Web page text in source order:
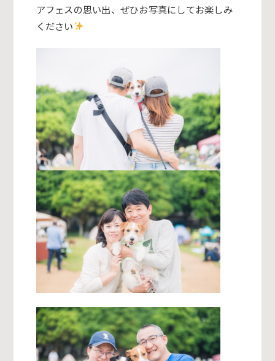
アフェスの思い出、ぜひお写真にしてお楽しみ
ください